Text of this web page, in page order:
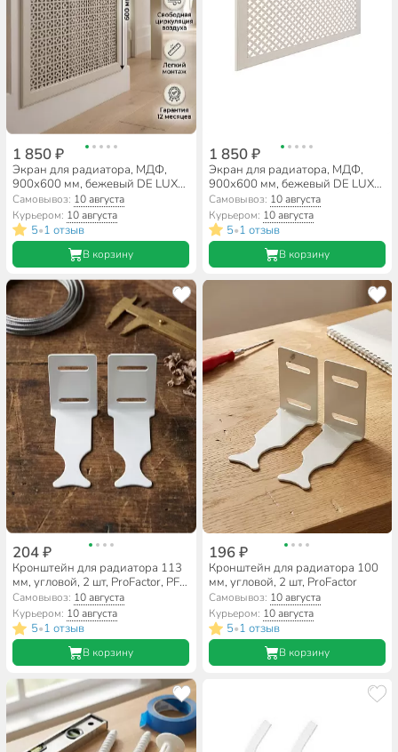
1 850 ₽
Экран для радиатора, МДФ,
900х600 мм, бежевый DE LUXE,
Дамаско, Стильный Дом
Самовывоз: 10 августа
Курьером: 10 августа
5•1 отзыв
В корзину
1 850 ₽
Экран для радиатора, МДФ,
900х600 мм, бежевый DE LUXE,
Готико, Стильный Дом
Самовывоз: 10 августа
Курьером: 10 августа
5•1 отзыв
В корзину
204 ₽
Кронштейн для радиатора 113
мм, угловой, 2 шт, ProFactor, PF
RBA 600.113
Самовывоз: 10 августа
Курьером: 10 августа
5•1 отзыв
В корзину
196 ₽
Кронштейн для радиатора 100
мм, угловой, 2 шт, ProFactor
Самовывоз: 10 августа
Курьером: 10 августа
5•1 отзыв
В корзину